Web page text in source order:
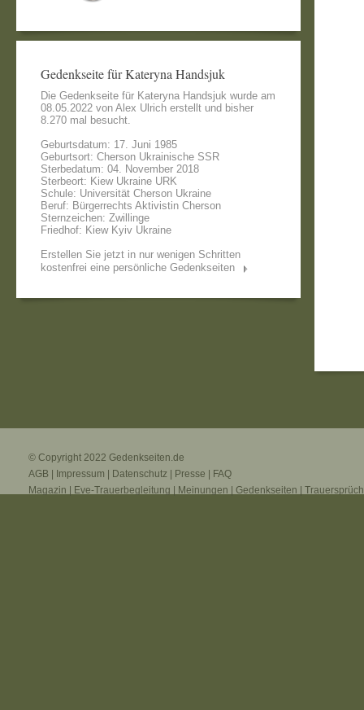
Gedenkseite für Kateryna Handsjuk
Die Gedenkseite für Kateryna Handsjuk wurde am
08.05.2022 von Alex Ulrich erstellt und bisher
8.270 mal besucht.
Geburtsdatum: 17. Juni 1985
Geburtsort: Cherson Ukrainische SSR
Sterbedatum: 04. November 2018
Sterbeort: Kiew Ukraine URK
Schule: Universität Cherson Ukraine
Beruf: Bürgerrechts Aktivistin Cherson
Sternzeichen: Zwillinge
Friedhof: Kiew Kyiv Ukraine
Erstellen Sie jetzt in nur wenigen Schritten
kostenfrei eine persönliche Gedenkseiten
© Copyright 2022 Gedenkseiten.de
AGB
Impressum Datenschutz Presse
FAQ
Magazin
Eve-Trauerbegleitung Meinungen Gedenkseiten